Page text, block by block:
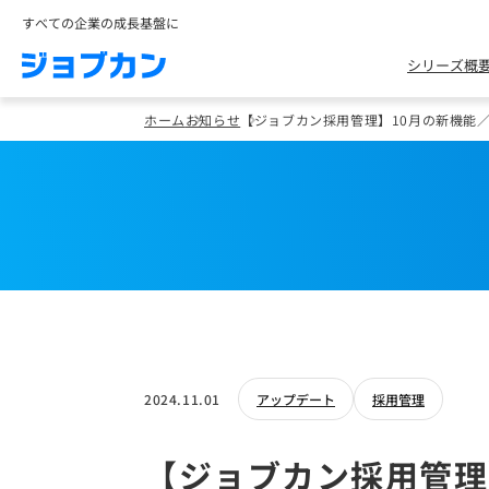
すべての企業の成長基盤に
シリーズ概
ホームお知らせ 【ジョブカン採用管理】10月の新機能
2024.11.01 アップデート 採用管理
【ジョブカン採用管